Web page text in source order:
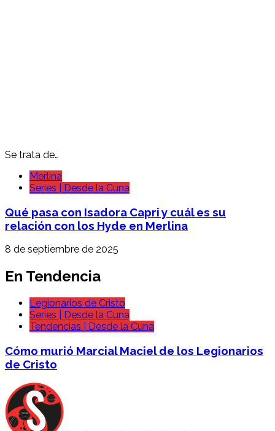
Se trata de…
Merlina
Series | Desde la Cuna
Qué pasa con Isadora Capri y cuál es su
relación con los Hyde en Merlina
8 de septiembre de 2025
En Tendencia
Legionarios de Cristo
Series | Desde la Cuna
Tendencias | Desde la Cuna
Cómo murió Marcial Maciel de los Legionarios
de Cristo